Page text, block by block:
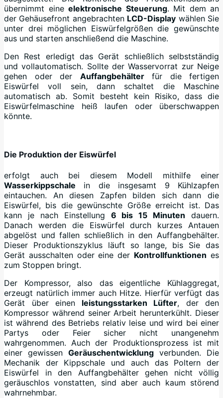
übernimmt eine elektronische Steuerung. Mit dem an
der Gehäusefront angebrachten LCD-Display wählen Sie
unter drei möglichen Eiswürfelgrößen die gewünschte
aus und starten anschließend die Maschine.
Den Rest erledigt das Gerät schließlich selbstständig
und vollautomatisch. Sollte der Wasservorrat zur Neige
gehen oder der Auffangbehälterfür die fertigen
Eiswürfel voll sein, dann schaltet die Maschine
automatisch ab. Somit besteht kein Risiko, dass die
Eiswürfelmaschine heiß laufen oder überschwappen
könnte.
Die Produktion der Eiswürfel
erfolgt auch bei diesem Modell mithilfe einer
Wasserkippschale in die insgesamt 9 Kühlzapfen
eintauchen. An diesen Zapfen bilden sich dann die
Eiswürfel, bis die gewünschte Größe erreicht ist. Das
kann je nach Einstellung 6 bis 15 Minuten dauern.
Danach werden die Eiswürfel durch kurzes Antauen
abgelöst und fallen schließlich in den Auffangbehälter.
Dieser Produktionszyklus läuft so lange, bis Sie das
Gerät ausschalten oder eine der Kontrollfunktionen es
zum Stoppen bringt.
Der Kompressor, also das eigentliche Kühlaggregat,
erzeugt natürlich immer auch Hitze. Hierfür verfügt das
Gerät über einen leistungsstarken Lüfter, der den
Kompressor während seiner Arbeit herunterkühlt. Dieser
ist während des Betriebs relativ leise und wird bei einer
Partys oder Feier sicher nicht unangenehm
wahrgenommen. Auch der Produktionsprozess ist mit
einer gewissen Geräuschentwicklung verbunden. Die
Mechanik der Kippschale und auch das Poltern der
Eiswürfel in den Auffangbehälter gehen nicht völlig
geräuschlos vonstatten, sind aber auch kaum störend
wahrnehmbar.